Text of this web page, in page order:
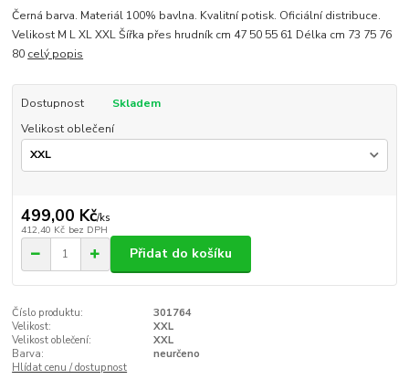
Černá barva. Materiál 100% bavlna. Kvalitní potisk. Oficiální distribuce.
Velikost M L XL XXL Šířka přes hrudník cm 47 50 55 61 Délka cm 73 75 76
80 celý popis
Dostupnost
Skladem
Velikost oblečení
499,00 Kč/ks
412,40 Kč bez DPH
Přidat do košíku
Číslo produktu:
301764
Velikost:
XXL
Velikost oblečení:
XXL
Barva:
neurčeno
Hlídat cenu / dostupnost